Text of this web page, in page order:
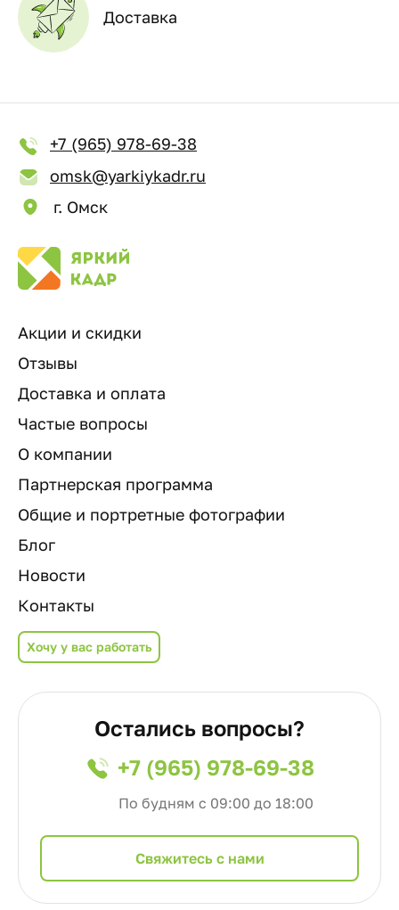
Доставка
+7 (965) 978-69-38
omsk@yarkiykadr.ru
г. Омск
Акции и скидки
Отзывы
Доставка и оплата
Частые вопросы
О компании
Партнерская программа
Общие и портретные фотографии
Блог
Новости
Контакты
Хочу у вас работать
Остались вопросы?
+7 (965) 978-69-38
По будням с 09:00 до 18:00
Cвяжитесь с нами